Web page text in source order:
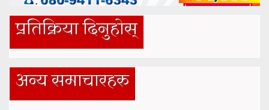
प्रतिक्रिया दिनुहोस्
अन्य समाचारहरु